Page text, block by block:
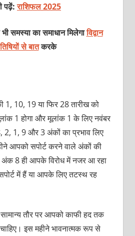
पढ़ें:राशिफल 2025
समस्या का समाधान मिलेगाविद्वान
से बातकरके
1, 10, 19 या फिर 28 तारीख को
1 होगा और मूलांक 1 के लिए नवंबर
2, 1, 9 और 3 अंकों का प्रभाव लिए
आपको सपोर्ट करने वाले अंकों की
8 ही आपके विरोध में नजर आ रहा
में हैं या आपके लिए तटस्‍थ रह
तौर पर आपको काफी हद तक
इस महीने भावनात्मक रूप से